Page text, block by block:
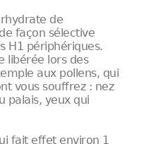
de
façon sélective
H1 périphériques.
libérée lors des
aux pollens, qui
vous souffrez : nez
palais, yeux qui
fait effet environ 1